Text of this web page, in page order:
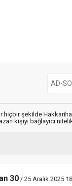
hiçbir şekilde
kişiyi bağlayıcı
30/ 25 Aralık 2025